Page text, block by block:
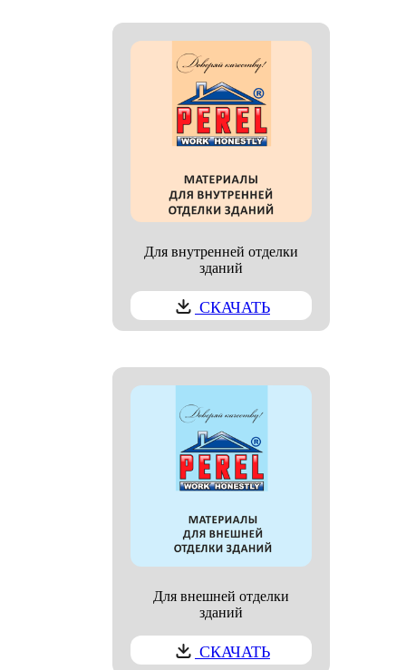
Для внутренней отделки
зданий
СКАЧАТЬ
Для внешней отделки
зданий
СКАЧАТЬ